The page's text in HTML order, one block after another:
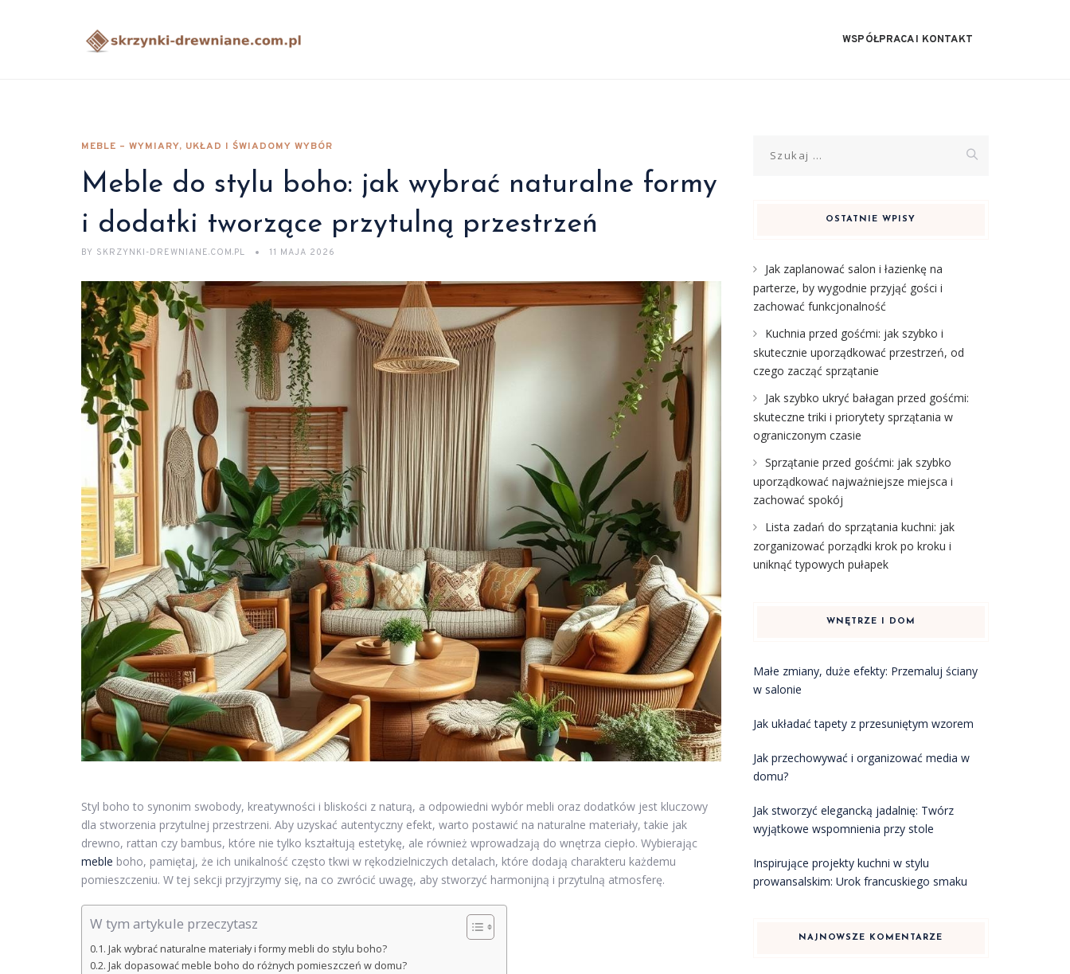
WSPÓŁPRACA I KONTAKT
MEBLE – WYMIARY, UKŁAD I ŚWIADOMY WYBÓR
Meble do stylu boho: jak wybrać naturalne formy
i dodatki tworzące przytulną przestrzeń
BY SKRZYNKI-DREWNIANE.COM.PL 11 MAJA 2026
Styl boho to synonim swobody, kreatywności i bliskości z naturą, a odpowiedni wybór mebli oraz dodatków jest kluczowy
dla stworzenia przytulnej przestrzeni. Aby uzyskać autentyczny efekt, warto postawić na naturalne materiały, takie jak
drewno, rattan czy bambus, które nie tylko kształtują estetykę, ale również wprowadzają do wnętrza ciepło. Wybierając
meble boho, pamiętaj, że ich unikalność często tkwi w rękodzielniczych detalach, które dodają charakteru każdemu
pomieszczeniu. W tej sekcji przyjrzymy się, na co zwrócić uwagę, aby stworzyć harmonijną i przytulną atmosferę.
W tym artykule przeczytasz
Jak wybrać naturalne materiały i formy mebli do stylu boho?
Jak dopasować meble boho do różnych pomieszczeń w domu?
OSTATNIE WPISY
Jak zaplanować salon i łazienkę na
parterze, by wygodnie przyjąć gości i
zachować funkcjonalność
Kuchnia przed gośćmi: jak szybko i
skutecznie uporządkować przestrzeń, od
czego zacząć sprzątanie
Jak szybko ukryć bałagan przed gośćmi:
skuteczne triki i priorytety sprzątania w
ograniczonym czasie
Sprzątanie przed gośćmi: jak szybko
uporządkować najważniejsze miejsca i
zachować spokój
Lista zadań do sprzątania kuchni: jak
zorganizować porządki krok po kroku i
uniknąć typowych pułapek
WNĘTRZE I DOM
Małe zmiany, duże efekty: Przemaluj ściany
w salonie
Jak układać tapety z przesuniętym wzorem
Jak przechowywać i organizować media w
domu?
Jak stworzyć elegancką jadalnię: Twórz
wyjątkowe wspomnienia przy stole
Inspirujące projekty kuchni w stylu
prowansalskim: Urok francuskiego smaku
NAJNOWSZE KOMENTARZE